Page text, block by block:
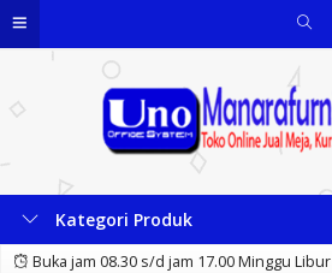
Kategori Produk
Buka jam 08.30 s/d jam 17.00 Minggu Libur